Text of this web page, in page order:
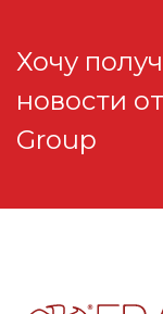
Хочу
новости от
Group